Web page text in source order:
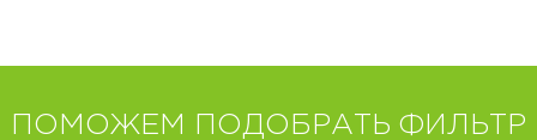
ПОМОЖЕМ ПОДОБРАТЬ ФИЛЬТР